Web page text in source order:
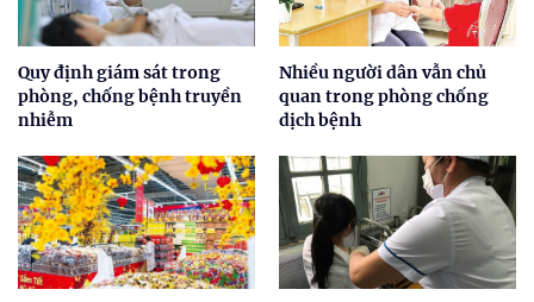
Quy định giám sát trong
phòng, chống bệnh truyền
nhiễm
Nhiều người dân vẫn chủ
quan trong phòng chống
dịch bệnh